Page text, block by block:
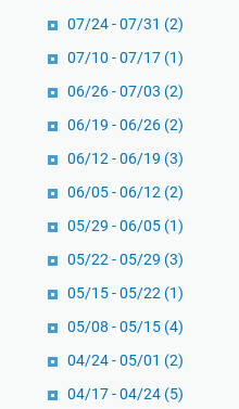
07/24 - 07/31 (2)
07/10 - 07/17 (1)
06/26 - 07/03 (2)
06/19 - 06/26 (2)
06/12 - 06/19 (3)
06/05 - 06/12 (2)
05/29 - 06/05 (1)
05/22 - 05/29 (3)
05/15 - 05/22 (1)
05/08 - 05/15 (4)
04/24 - 05/01 (2)
04/17 - 04/24 (5)